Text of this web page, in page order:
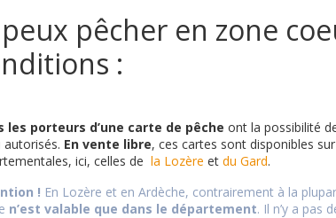
peux pêcher en zone
:
les porteurs d’une carte de pêche ont la possibilité
autorisés. En vente libre, ces cartes sont disponibles
ici, celles de la Lozère et du Gard.
! En Lozère et en Ardèche, contrairement à la
n’est valable que dans le département. Il n’y a pas